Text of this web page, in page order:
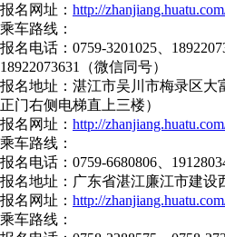
报名网址： http://
乘车路线：
报名电话：0759-3201025、
18922073631（微信同号）
报名地址：湛江市吴川市梅录区大
正门右侧电梯直上三楼）
报名网址： http://
乘车路线：
报名电话：0759-6680806、
报名地址：广东省湛江廉江市建设
报名网址： http://
乘车路线：